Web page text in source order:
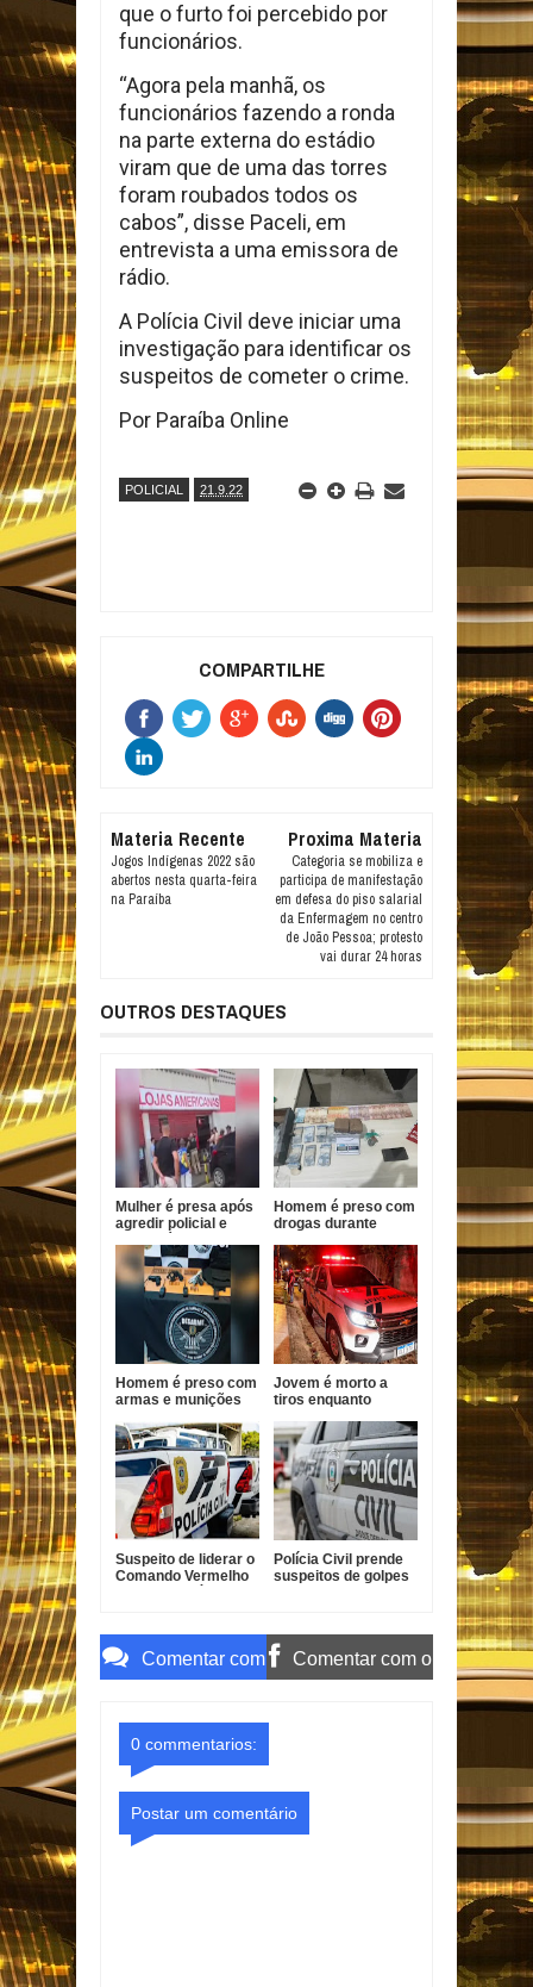
que o furto foi percebido por
funcionários.
“Agora pela manhã, os
funcionários fazendo a ronda
na parte externa do estádio
viram que de uma das torres
foram roubados todos os
cabos”, disse Paceli, em
entrevista a uma emissora de
rádio.
A Polícia Civil deve iniciar uma
investigação para identificar os
suspeitos de cometer o crime.
Por Paraíba Online
POLICIAL 21.9.22
COMPARTILHE
Materia Recente
Jogos Indígenas 2022 são
abertos nesta quarta-feira
na Paraíba
Proxima Materia
Categoria se mobiliza e
participa de manifestação
em defesa do piso salarial
da Enfermagem no centro
de João Pessoa; protesto
vai durar 24 horas
OUTROS DESTAQUES
Mulher é presa após
agredir policial e
Bayeux
Homem é preso com
drogas durante
Santa Helena
Homem é preso com
armas e munições
no Conde
Jovem é morto a
tiros enquanto
João Pessoa
Suspeito de liderar o
Comando Vermelho
Polícia Civil prende
suspeitos de golpes
Comentar com Comentar com o
0 commentarios:
Postar um comentário